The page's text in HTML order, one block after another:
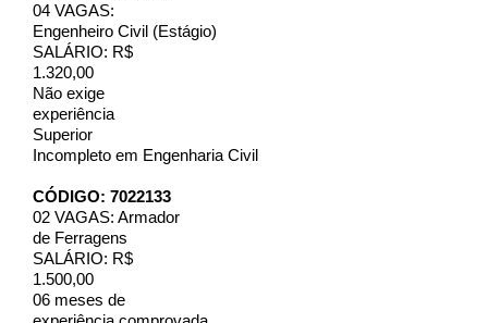
04 VAGAS:
Engenheiro Civil (Estágio)
SALÁRIO: R$
1.320,00
Não exige
experiência
Superior
Incompleto em Engenharia Civil
CÓDIGO: 7022133
02 VAGAS: Armador
de Ferragens
SALÁRIO: R$
1.500,00
06 meses de